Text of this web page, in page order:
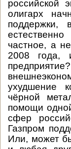
российской
олигарх
поддержки,
частное, а
2008 года,
ухудшение
чёрной
помощи
сфер
Газпром
Или, может